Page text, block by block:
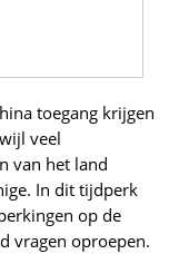
toegang krijgen
veel
van het land
In dit tijdperk
op de
vragen oproepen.